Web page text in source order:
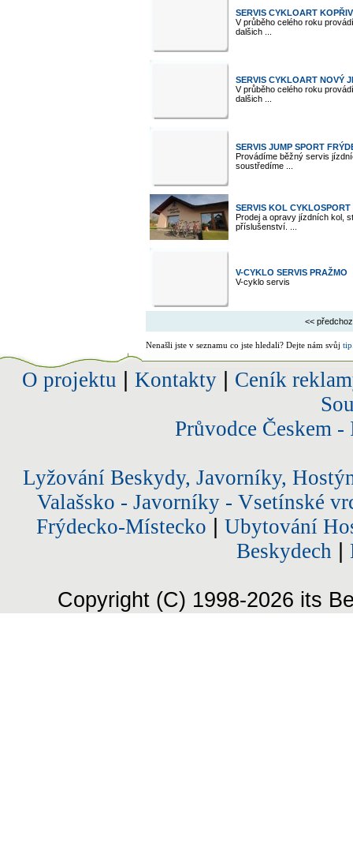
SERVIS CYKLOART
V průběho celého roku
dalšich ...
SERVIS CYKLOART NOVÝ
V průběho celého roku
dalšich ...
SERVIS JUMP SPORT
Provádíme běžný servis
soustředíme ...
SERVIS KOL
Prodej a opravy jízdních kol,
příslušenství. ...
V-CYKLO SERVIS PRAŽMO
V-cyklo servis
<<
Nenašli jste v seznamu co jste hledali? Dejte nám svůj tip
O projektu Kontakty| Ceník
Průvodce Českem
Lyžování Beskydy, Javorníky,
Valašsko - Javorníky - Vsetínské
Frýdecko-Místecko
Ubytování
Beskydech
Copyright (C) 1998-2026 its